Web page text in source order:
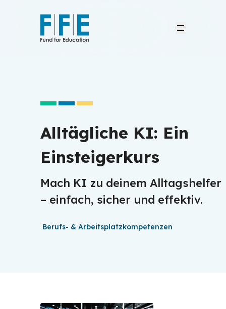
Geschichten
FFE-Kurse
News & Blog
Kontakt
Geschichten
FFE-Kurse
News & Blog
Kontakt
Alltägliche KI: Ein
Einsteigerkurs
Mach KI zu deinem Alltagshelfer
– einfach, sicher und effektiv.
Berufs- & Arbeitsplatzkompetenzen